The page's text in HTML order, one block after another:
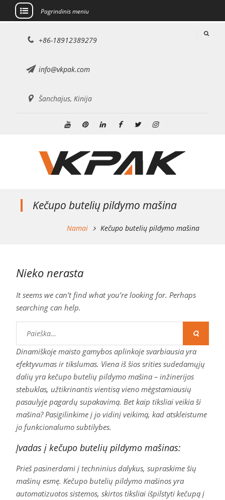
Pagrindinis meniu
+86-18912389279
info@vkpak.com
Šanchajus, Kinija
Kečupo butelių pildymo mašina
Namai Kečupo butelių pildymo mašina
Nieko nerasta
It seems we can’t find what you’re looking for. Perhaps
searching can help.
Dinamiškoje maisto gamybos aplinkoje svarbiausia yra
efektyvumas ir tikslumas. Viena iš šios srities sudedamųjų
dalių yra kečupo butelių pildymo mašina – inžinerijos
stebuklas, užtikrinantis vientisą vieno mėgstamiausių
pasaulyje pagardų supakavimą. Bet kaip tiksliai veikia ši
mašina? Pasigilinkime į jo vidinį veikimą, kad atskleistume
jo funkcionalumo subtilybes.
Įvadas į kečupo butelių pildymo mašinas:
Prieš pasinerdami į techninius dalykus, supraskime šių
mašinų esmę. Kečupo butelių pildymo mašinos yra
automatizuotos sistemos, skirtos tiksliai išpilstyti kečupą į